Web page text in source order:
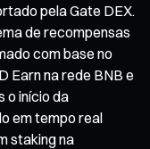
pela Gate DEX.
de recompensas
com base no
Earn na rede BNB e
o início da
em tempo real
staking na